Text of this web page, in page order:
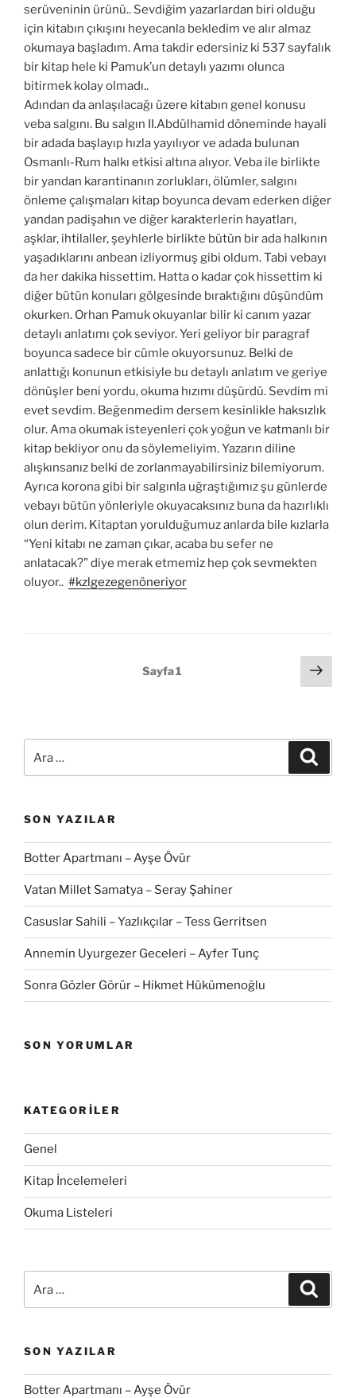
serüveninin ürünü.. Sevdiğim yazarlardan biri olduğu
için kitabın çıkışını heyecanla bekledim ve alır almaz
okumaya başladım. Ama takdir edersiniz ki 537 sayfalık
bir kitap hele ki Pamuk’un detaylı yazımı olunca
bitirmek kolay olmadı..
Adından da anlaşılacağı üzere kitabın genel konusu
veba salgını. Bu salgın II.Abdülhamid döneminde hayali
bir adada başlayıp hızla yayılıyor ve adada bulunan
Osmanlı-Rum halkı etkisi altına alıyor. Veba ile birlikte
bir yandan karantinanın zorlukları, ölümler, salgını
önleme çalışmaları kitap boyunca devam ederken diğer
yandan padişahın ve diğer karakterlerin hayatları,
aşklar, ihtilaller, şeyhlerle birlikte bütün bir ada halkının
yaşadıklarını anbean izliyormuş gibi oldum. Tabi vebayı
da her dakika hissettim. Hatta o kadar çok hissettim ki
diğer bütün konuları gölgesinde bıraktığını düşündüm
okurken. Orhan Pamuk okuyanlar bilir ki canım yazar
detaylı anlatımı çok seviyor. Yeri geliyor bir paragraf
boyunca sadece bir cümle okuyorsunuz. Belki de
anlattığı konunun etkisiyle bu detaylı anlatım ve geriye
dönüşler beni yordu, okuma hızımı düşürdü. Sevdim mi
evet sevdim. Beğenmedim dersem kesinlikle haksızlık
olur. Ama okumak isteyenleri çok yoğun ve katmanlı bir
kitap bekliyor onu da söylemeliyim. Yazarın diline
alışkınsanız belki de zorlanmayabilirsiniz bilemiyorum.
Ayrıca korona gibi bir salgınla uğraştığımız şu günlerde
vebayı bütün yönleriyle okuyacaksınız buna da hazırlıklı
olun derim. Kitaptan yorulduğumuz anlarda bile kızlarla
“Yeni kitabı ne zaman çıkar, acaba bu sefer ne
anlatacak?” diye merak etmemiz hep çok sevmekten
oluyor.. #kzlgezegenöneriyor
Sayfa1
SON YAZILAR
Botter Apartmanı – Ayşe Övür
Vatan Millet Samatya – Seray Şahiner
Casuslar Sahili – Yazlıkçılar – Tess Gerritsen
Annemin Uyurgezer Geceleri – Ayfer Tunç
Sonra Gözler Görür – Hikmet Hükümenoğlu
SON YORUMLAR
KATEGORILER
Genel
Kitap İncelemeleri
Okuma Listeleri
SON YAZILAR
Botter Apartmanı – Ayşe Övür